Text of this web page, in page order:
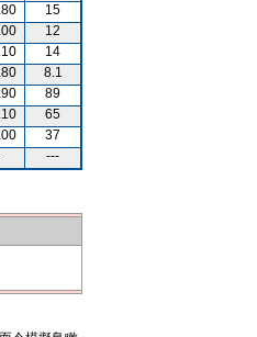
15
12
14
8.1
89
65
37
---